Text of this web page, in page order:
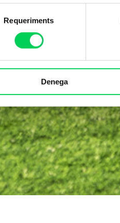
Requeriments
Denega